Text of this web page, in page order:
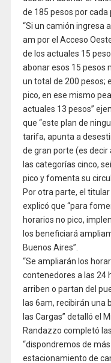
de 185 pesos por cada
“Si un camión ingresa
am por el Acceso
de los actuales 15
abonar esos 15 pesos
un total de 200 pesos;
pico, en ese mismo
actuales 13 pesos”
que “este plan de
tarifa, apunta a
de gran porte (es
las categorías cinco,
pico y fomenta su
Por otra parte, el
explicó que “para
horarios no pico,
los beneficiará
Buenos Aires”.
“Se ampliarán los
contenedores a las 24
arriben o partan del
las 6am, recibirán una
las Cargas” detalló el
Randazzo completó
“dispondremos de
estacionamiento de